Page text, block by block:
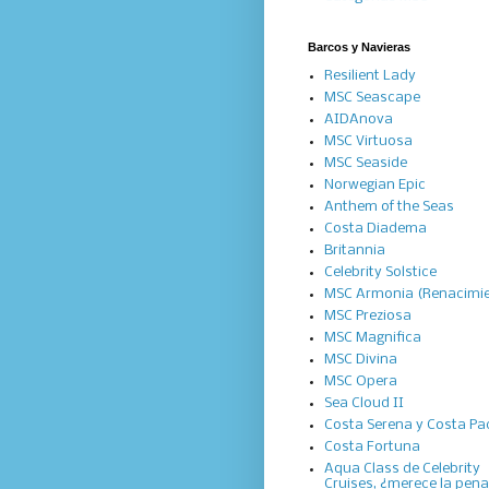
Barcos y Navieras
Resilient Lady
MSC Seascape
AIDAnova
MSC Virtuosa
MSC Seaside
Norwegian Epic
Anthem of the Seas
Costa Diadema
Britannia
Celebrity Solstice
MSC Armonia
MSC Preziosa
MSC Magnifica
MSC Divina
MSC Opera
Sea Cloud II
Costa Serena y Costa
Costa Fortuna
Aqua Class de Celebrity
Cruises, ¿merece la